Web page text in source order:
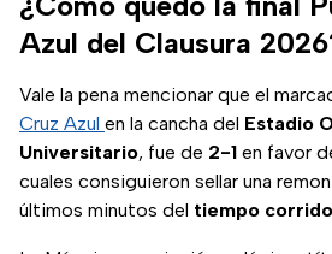
Azul del Clausura
Vale la pena mencionar que el
Cruz Azul en la cancha del Estadio
Universitario, fue de 2-1 en favor
cuales consiguieron sellar una
últimos minutos del tiempo